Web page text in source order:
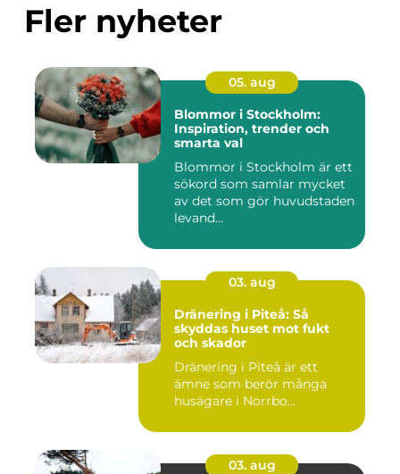
Fler nyheter
05. aug
Blommor i Stockholm:
Inspiration, trender och
smarta val
Blommor i Stockholm är ett
sökord som samlar mycket
av det som gör huvudstaden
levand...
03. aug
Dränering i Piteå: Så
skyddas huset mot fukt
och skador
Dränering i Piteå är ett
ämne som berör många
husägare i Norrbo...
03. aug